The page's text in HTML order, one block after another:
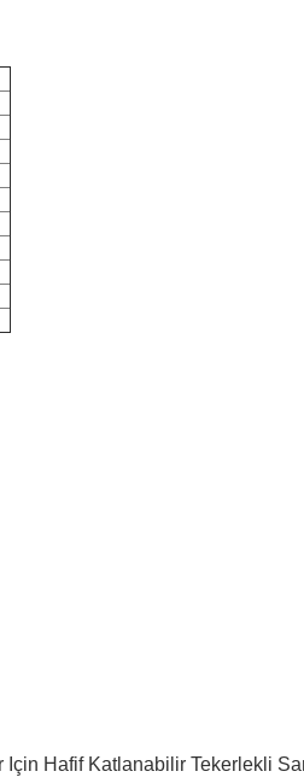
Için Hafif Katlanabilir Tekerlekli